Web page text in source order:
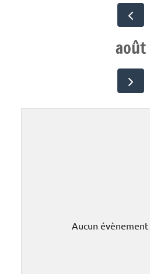
août
Aucun